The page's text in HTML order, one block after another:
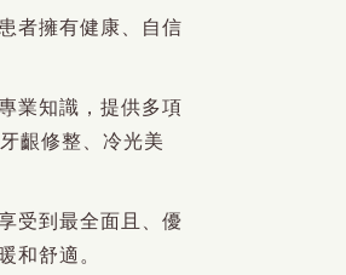
者擁有健康、自信
業知識，提供多項
齦修整、冷光美
受到最全面且、優
和舒適。